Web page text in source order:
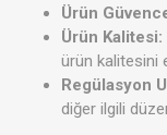
Ürün
Ürün Kalitesi:
ürün kalitesini
Regülasyon
diğer ilgili